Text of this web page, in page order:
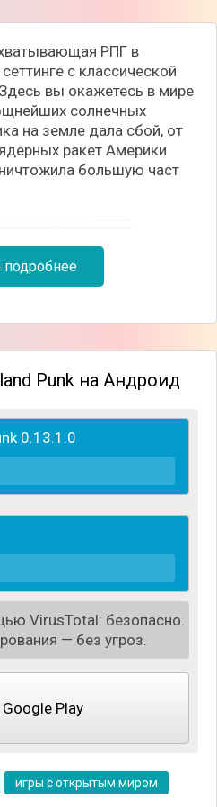
РПГ в
с классической
вы окажетесь в мире
солнечных
на земле дала сбой, от
ракет Америки
большую част
звери, экология
радиация превышает
у человечества
остались ещё храбрые и
лагерь для
подробнее
Punk на Андроид
0.13.1.0
VirusTotal: безопасно.
— без угроз.
Google Play
игры с открытым миром